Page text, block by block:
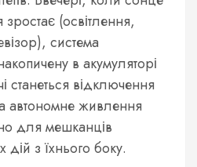
(освітлення,
система
в акумуляторі
станеться відключення
автономне живлення
для мешканців
з їхнього боку.